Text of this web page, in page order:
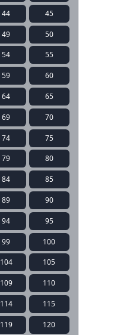
44 45
49 50
54 55
59 60
64 65
69 70
74 75
79 80
84 85
89 90
94 95
99 100
104 105
109 110
114 115
119 120